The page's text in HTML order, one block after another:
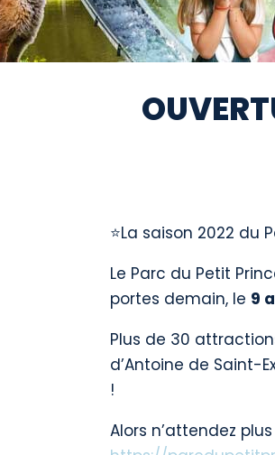
⭐La saison 2022 du
Le Parc du Petit
portes demain, le 9
Plus de 30
d’Antoine de Saint-
!
Alors n’attendez